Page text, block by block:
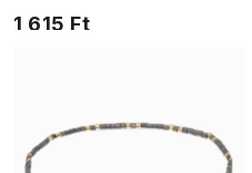
1 615 Ft
színben